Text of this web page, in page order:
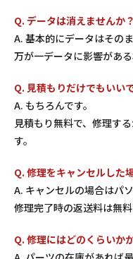
Q. データは消えませんか？
A. 基本的にデータはその
万が一データに影響があ
Q. 見積もりだけでもいい
A. もちろんです。
見積もり無料で、修理す
す。
Q. 修理をキャンセルした
A. キャンセルの場合はパ
修理完了時の返送料は無料
Q. 修理にはどのくらいか